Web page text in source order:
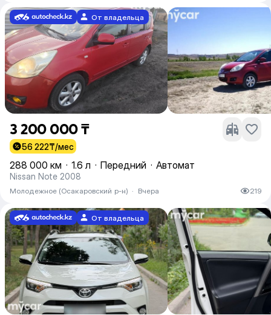
От владельца
3 200 000 ₸
56 222₸/мес
288 000 км · 1.6 л · Передний · Автомат
Nissan Note 2008
Молодежное (Осакаровский р-н) · Вчера 219
От владельца